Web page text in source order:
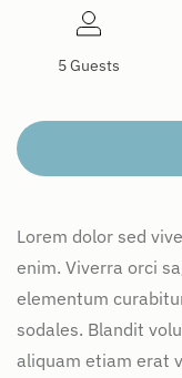
5 Guests
Lorem dolor sed
enim. Viverra orci
elementum
sodales. Blandit
aliquam etiam erat